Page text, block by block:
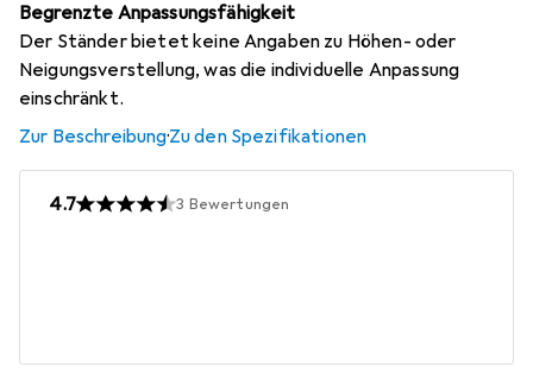
Begrenzte Anpassungsfähigkeit
Der Ständer bietet keine Angaben zu Höhen- oder
Neigungsverstellung, was die individuelle Anpassung
einschränkt.
Zur Beschreibung·Zu den Spezifikationen
4.7 3 Bewertungen